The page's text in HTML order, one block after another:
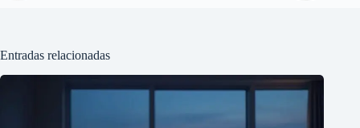
Entradas relacionadas